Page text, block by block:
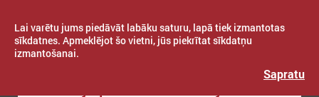
Lai varētu jums piedāvāt labāku saturu, lapā tiek izmantotas
sīkdatnes. Apmeklējot šo vietni, jūs piekrītat sīkdatņu
izmantošanai.
Sapratu